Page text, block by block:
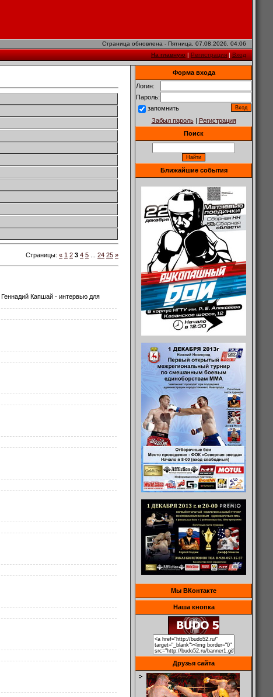
Страница обновлена - Пятница, 07.08.2026, 04:06
На главную|Регистрация|Вход
Страницы: « 1 2 3 4 5 24 25 »
Геннадий Капшай - интервью для
Форма входа
Логин:
Пароль:
запомнить
Забыл пароль| Регистрация
Поиск
Ближайшие события
Мы ВКонтакте
Наша кнопка
Друзья сайта